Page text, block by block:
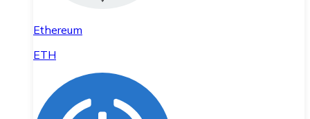
Ethereum
ETH